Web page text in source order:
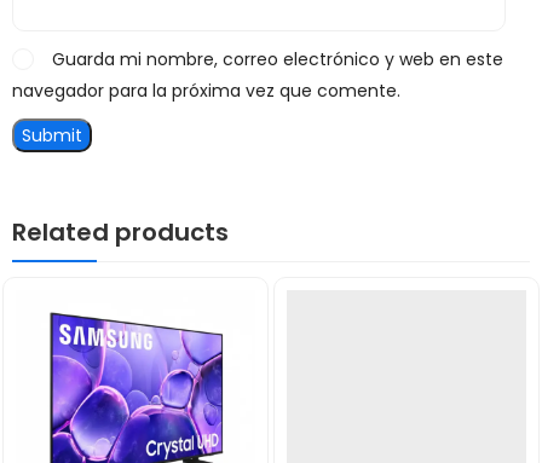
Guarda mi nombre, correo electrónico y web en este
navegador para la próxima vez que comente.
Related products